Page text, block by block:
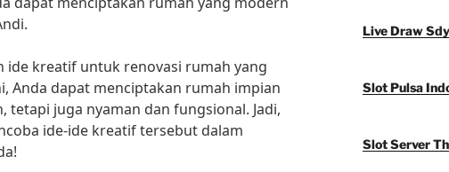
ide kreatif untuk renovasi rumah yang
Anda dapat menciptakan rumah impian
tetapi juga nyaman dan fungsional. Jadi,
ide-ide kreatif tersebut dalam
Live Draw Sdy
Slot Pulsa
Slot Server